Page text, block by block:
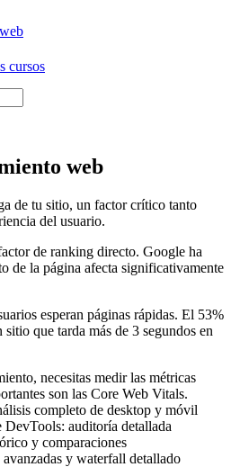
cursos
web
de tu sitio, un factor crítico tanto
del usuario.
de ranking directo. Google ha
de la página afecta significativamente
esperan páginas rápidas. El 53%
que tarda más de 3 segundos en
necesitas medir las métricas
son las Core Web Vitals.
completo de desktop y móvil
auditoría detallada
y comparaciones
avanzadas y waterfall detallado